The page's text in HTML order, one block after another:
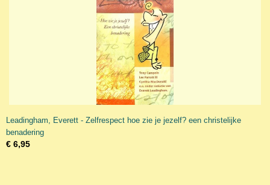
Leadingham, Everett - Zelfrespect hoe zie je jezelf? een christelijke
benadering
€ 6,95